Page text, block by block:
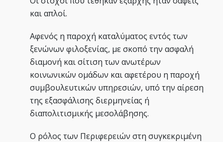
και απλοί.
Αφενός η παροχή καταλύματος εντός των
ξενώνων φιλοξενίας, με σκοπό την ασφαλή
διαμονή και σίτιση των ανωτέρων
κοινωνικών ομάδων και αφετέρου η παροχή
συμβουλευτικών υπηρεσιών, υπό την αίρεση
της εξασφάλισης διερμηνείας ή
διαπολιτισμικής μεσολάβησης.
Ο ρόλος των Περιφερειών στη συγκεκριμένη